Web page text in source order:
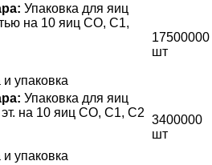
Упаковка для яиц
на 10 яиц СО, С1,
упаковка
17500000
шт
Упаковка для яиц
эт. на 10 яиц СО, С1, С2
упаковка
3400000
шт